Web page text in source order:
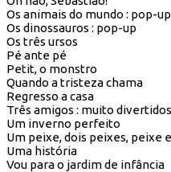
Os animais do mundo : pop-up
Os dinossauros : pop-up
Os três ursos
Pé ante pé
Petit, o monstro
Quando a tristeza chama
Regresso a casa
Três amigos : muito divertidos
Um inverno perfeito
Um peixe, dois peixes, peixe
Uma história
Vou para o jardim de infância